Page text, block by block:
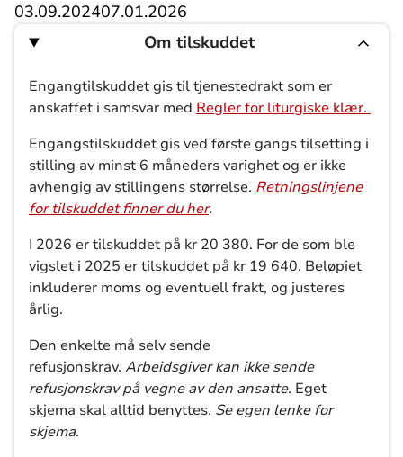
03.09.202407.01.2026
Om tilskuddet
Engangtilskuddet gis til tjenestedrakt som er
anskaffet i samsvar med Regler for liturgiske klær.
Engangstilskuddet gis ved første gangs tilsetting i
stilling av minst 6 måneders varighet og er ikke
avhengig av stillingens størrelse. Retningslinjene
for tilskuddet finner du her.
I 2026 er tilskuddet på kr 20 380. For de som ble
vigslet i 2025 er tilskuddet på kr 19 640. Beløpiet
inkluderer moms og eventuell frakt, og justeres
årlig.
Den enkelte må selv sende
refusjonskrav. Arbeidsgiver kan ikke sende
refusjonskrav på vegne av den ansatte. Eget
skjema skal alltid benyttes. Se egen lenke for
skjema.